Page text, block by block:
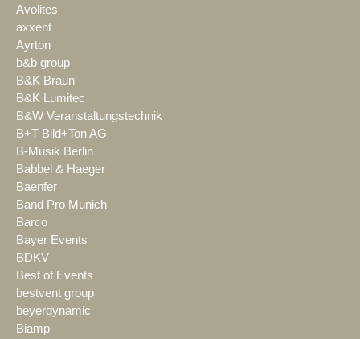
Avolites
axxent
Ayrton
b&b group
B&K Braun
B&K Lumitec
B&W Veranstaltungstechnik
B+T Bild+Ton AG
B-Musik Berlin
Babbel & Haeger
Baenfer
Band Pro Munich
Barco
Bayer Events
BDKV
Best of Events
bestvent group
beyerdynamic
Biamp